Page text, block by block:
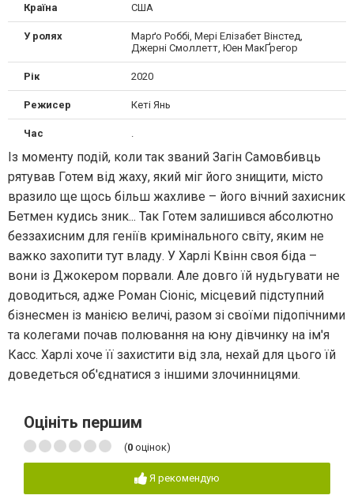
Країна США
У ролях
Марґо Роббі, Мері Елізабет Вінстед,
Джерні Смоллетт, Юен МакҐрегор
Рік 2020
Режисер Кеті Янь
Час
Із моменту подій, коли так званий Загін Самовбивць
рятував Готем від жаху, який міг його знищити, місто
вразило ще щось більш жахливе – його вічний захисник
Бетмен кудись зник... Так Готем залишився абсолютно
беззахисним для геніїв кримінального світу, яким не
важко захопити тут владу. У Харлі Квінн своя біда –
вони із Джокером порвали. Але довго їй нудьгувати не
доводиться, адже Роман Сіоніс, місцевий підступний
бізнесмен із манією величі, разом зі своїми підопічними
та колегами почав полювання на юну дівчинку на ім'я
Касс. Харлі хоче її захистити від зла, нехай для цього їй
доведеться об'єднатися з іншими злочинницями.
Оцініть першим
(0 оцінок)
Я рекомендую